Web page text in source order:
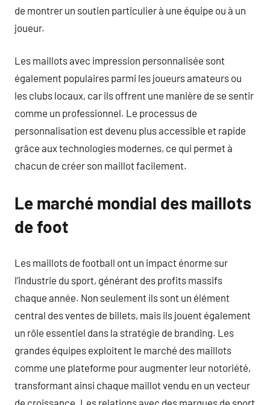
de montrer un soutien particulier à une équipe ou à un
joueur.
Les maillots avec impression personnalisée sont
également populaires parmi les joueurs amateurs ou
les clubs locaux, car ils offrent une manière de se sentir
comme un professionnel. Le processus de
personnalisation est devenu plus accessible et rapide
grâce aux technologies modernes, ce qui permet à
chacun de créer son maillot facilement.
Le marché mondial des maillots
de foot
Les maillots de football ont un impact énorme sur
l’industrie du sport, générant des profits massifs
chaque année. Non seulement ils sont un élément
central des ventes de billets, mais ils jouent également
un rôle essentiel dans la stratégie de branding. Les
grandes équipes exploitent le marché des maillots
comme une plateforme pour augmenter leur notoriété,
transformant ainsi chaque maillot vendu en un vecteur
de croissance. Les relations avec des marques de sport